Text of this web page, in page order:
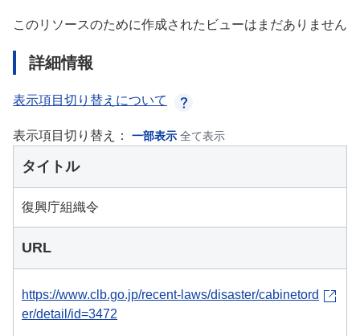
このリソースのために作成されたビューはまだありません
詳細情報
表示項目切り替えについて
表示項目切り替え： 一部表示 全て表示
タイトル
復興庁組織令
URL
https://www.clb.go.jp/recent-laws/disaster/cabinetord
er/detail/id=3472